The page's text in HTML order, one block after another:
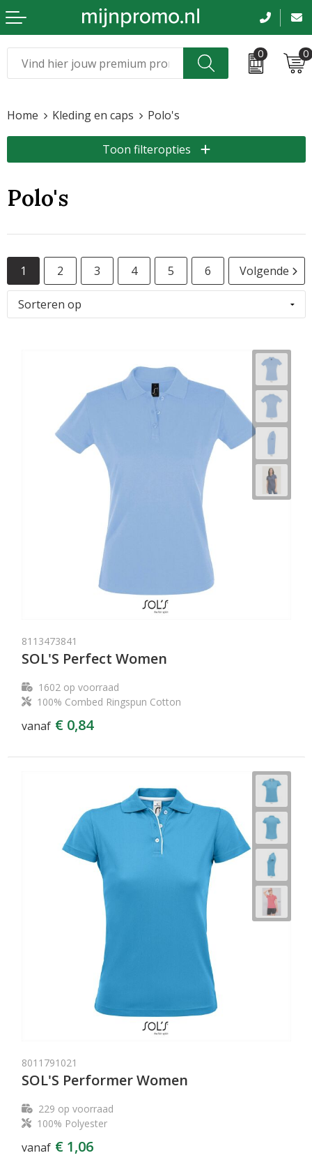
0 0
Kleding & caps
Sportkleding
Werkkleding
Beurs en evenementen
Bloemen en planten
Sinterklaas
Voetbal, EK en WK
Home Kleding en caps Polo's
Toon filteropties
Polo's
1 2 3 4 5 6 Volgende
8113473841
SOL'S Perfect Women
1602op voorraad
100% Combed Ringspun Cotton
vanaf € 0,84
8011791021
SOL'S Performer Women
229 op voorraad
100% Polyester
vanaf € 1,06